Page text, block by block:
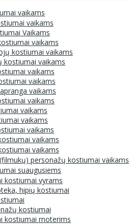
vaikams
vaikams
Vaikams
vaikams
kostiumai vaikams
kostiumai vaikams
vaikams
vaikams
vaikams
vaikams
vaikams
vaikams
vaikams
vaikams
vaikams
personažų kostiumai vaikams
suaugusiems
kostiumai vyrams
hipių kostiumai
kostiumai
kostiumai moterims